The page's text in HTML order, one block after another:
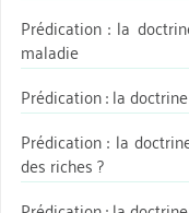
Prédication : la
maladie
Prédication : la
Prédication : la
des riches ?